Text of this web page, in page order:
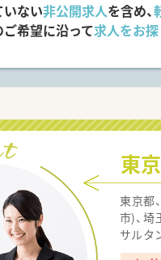
ない非公開求人を含め、
希望に沿って求人をお探
東
東京都
市)、
サルタ